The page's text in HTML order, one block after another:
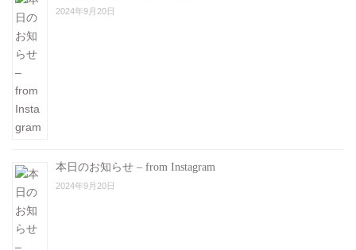
2024年9月20日
本日のお知らせ – from Instagram
2024年9月20日